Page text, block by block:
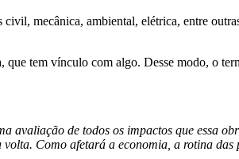
mecânica, ambiental, elétrica, entre
que tem vínculo com algo. Desse modo, o
avaliação de todos os impactos que essa
Como afetará a economia, a rotina das